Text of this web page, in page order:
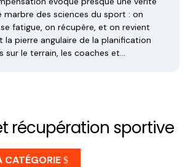
marbre des sciences du sport : on
se fatigue, on récupère, et on revient
la pierre angulaire de la planification
sur le terrain, les coaches et…
récupération sportive
CATÉGORIE